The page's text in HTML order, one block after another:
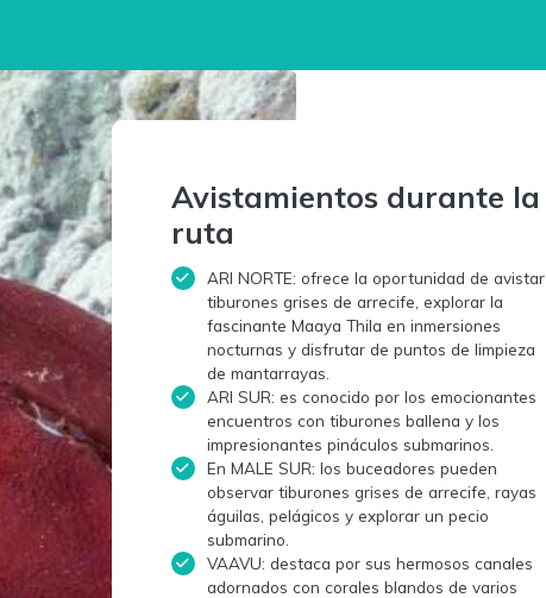
Avistamientos durante la
ruta
ARI NORTE: ofrece la oportunidad de avistar
tiburones grises de arrecife, explorar la
fascinante Maaya Thila en inmersiones
nocturnas y disfrutar de puntos de limpieza
de mantarrayas.
ARI SUR: es conocido por los emocionantes
encuentros con tiburones ballena y los
impresionantes pináculos submarinos.
En MALE SUR: los buceadores pueden
observar tiburones grises de arrecife, rayas
águilas, pelágicos y explorar un pecio
submarino.
VAAVU: destaca por sus hermosos canales
adornados con corales blandos de varios